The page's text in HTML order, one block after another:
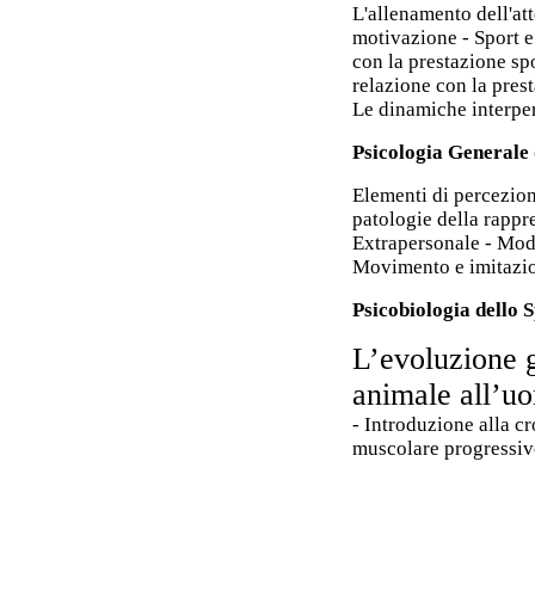
L'allenamento
motivazione - Sport
con la prestazione
relazione con la
Le dinamiche
Psicologia
Elementi di
patologie della
Extrapersonale -
Movimento e
Psicobiologia dello
L’evoluzione
animale
- Introduzione alla
muscolare